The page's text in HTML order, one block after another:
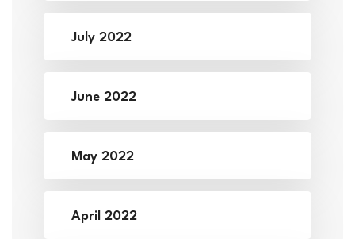
July 2022
June 2022
May 2022
April 2022